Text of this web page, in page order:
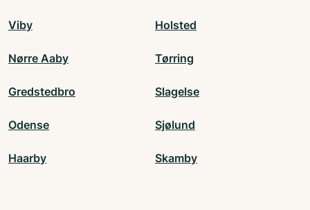
Viby Holsted
Nørre Aaby Tørring
Gredstedbro Slagelse
Odense Sjølund
Haarby Skamby